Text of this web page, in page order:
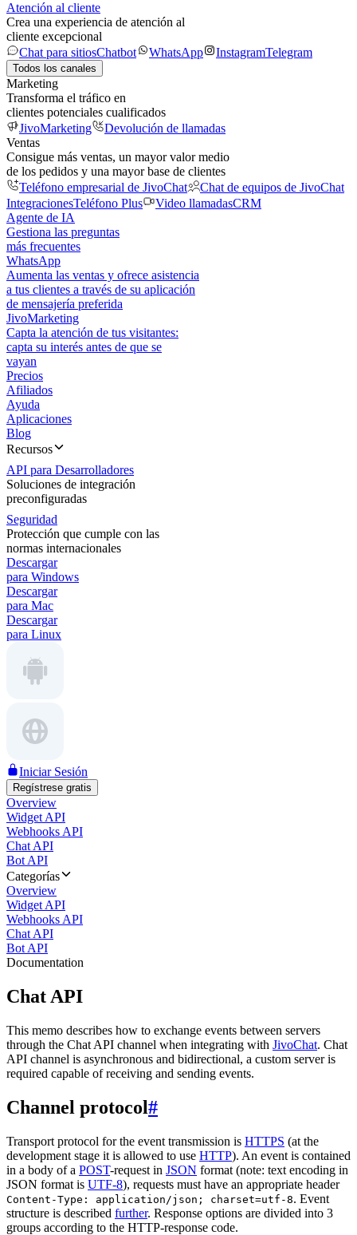
Atención al cliente
Crea una experiencia de atención al
cliente excepcional
Chat para sitiosChatbot WhatsApp InstagramTelegram
Todos los canales
Marketing
Transforma el tráfico en
clientes potenciales cualificados
JivoMarketing
Devolución de llamadas
Ventas
Consigue más ventas, un mayor valor medio
de los pedidos y una mayor base de clientes
Teléfono empresarial de JivoChat
Chat de equipos de JivoChat
IntegracionesTeléfono Plus Video llamadasCRM
Agente de IA
Gestiona las preguntas
más frecuentes
WhatsApp
Aumenta las ventas y ofrece asistencia
a tus clientes a través de su aplicación
de mensajería preferida
JivoMarketing
Capta la atención de tus visitantes:
capta su interés antes de que se
vayan
Precios
Afiliados
Ayuda
Aplicaciones
Blog
Recursos
API para Desarrolladores
Soluciones de integración
preconfiguradas
Seguridad
Protección que cumple con las
normas internacionales
Descargar
para Windows
Descargar
para Mac
Descargar
para Linux
Iniciar Sesión
Regístrese gratis
Overview
Widget API
Webhooks API
Chat API
Bot API
Categorías
Overview
Widget API
Webhooks API
Chat API
Bot API
Documentation
Chat API
This memo describes how to exchange events between servers
through the Chat API channel when integrating with JivoChat. Chat
API channel is asynchronous and bidirectional, a custom server is
required capable of receiving and sending events.
Channel protocol#
Transport protocol for the event transmission is HTTPS (at the
development stage it is allowed to use HTTP). An event is contained
in a body of a POST-request in JSON format (note: text encoding in
JSON format is UTF-8), requests must have an appropriate header
Content-Type: application/json; charset=utf-8. Event
structure is described further. Response options are divided into 3
groups according to the HTTP-response code.